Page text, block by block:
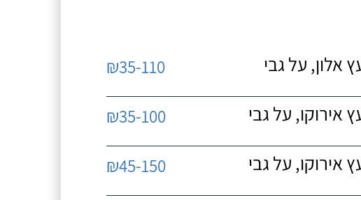
על גבי
₪35-110
על גבי
₪35-100
על גבי
₪45-150